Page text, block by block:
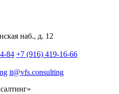
наб., д. 12
84 +7 (916) 419-16-66
it@vfs.consulting